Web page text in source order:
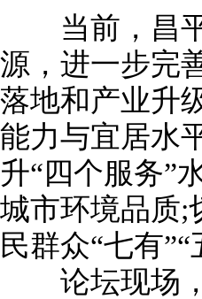
当前，昌平
源，进一步完
落地和产业升
能力与宜居水
升“四个服务”
城市环境品质;
民群众“七有”“
论坛现场，